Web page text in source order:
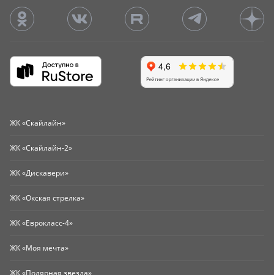
ЖК «Скайлайн»
ЖК «Скайлайн-2»
ЖК «Дискавери»
ЖК «Окская стрелка»
ЖК «Еврокласс-4»
ЖК «Моя мечта»
ЖК «Полярная звезда»